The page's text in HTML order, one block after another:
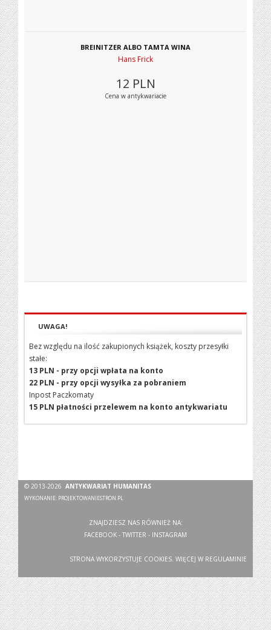
BREINITZER ALBO TAMTA WINA
Hans Frick
12 PLN
Cena w antykwariacie
UWAGA!
Bez względu na ilość zakupionych książek, koszty przesyłki
stałe:
13 PLN - przy opcji wpłata na konto
22 PLN - przy opcji wysyłka za pobraniem
Inpost Paczkomaty
15 PLN płatności przelewem na konto antykwariatu
© 2013-2026ANTYKWARIAT HUMANITAS
WYKONANIE: PROJEKTOWANIESTRON.PL
ZNAJDZIESZ NAS RÓWNIEŻ NA:
FACEBOOK - TWITTER - INSTAGRAM
STRONA WYKORZYSTUJE COOKIES. WIĘCEJ W REGULAMINIE